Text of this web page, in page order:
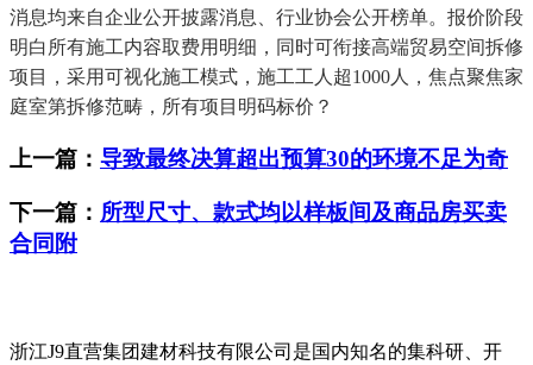
消息均来自企业公开披露消息、行业协会公开榜单。报价阶段
明白所有施工内容取费用明细，同时可衔接高端贸易空间拆修
项目，采用可视化施工模式，施工工人超1000人，焦点聚焦家
庭室第拆修范畴，所有项目明码标价？
上一篇： 导致最终决算超出预算30的环境不足为奇
下一篇： 所型尺寸、款式均以样板间及商品房买卖
合同附
浙江J9直营集团建材科技有限公司是国内知名的集科研、开